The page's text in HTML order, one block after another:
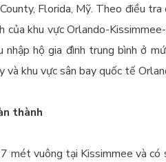
Florida, Mỹ. Theo điều tra
của khu vực Orlando-
hộ gia đình trung bình ở
và khu vực sân bay quốc tế
thành
mét vuông tại Kissimmee và